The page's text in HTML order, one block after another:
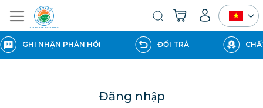
kiếm
Giỏ hàng của tôi
GHI NHẬN PHẢN HỒI ĐỔI TRẢ
Đăng nhập